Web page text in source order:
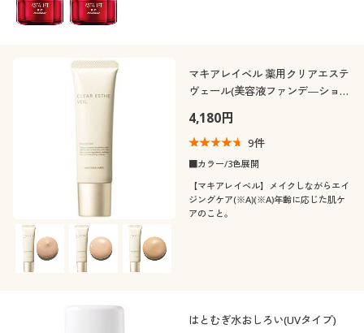
マキアレイベル 薬用クリアエステ
ヴェール(美容液ファンデ―ショ
4,180円
9件
■カラー/3色展開
【マキアレイベル】メイクしながらエイ
ジングケア(※A)(※A)年齢に応じた肌ケ
アのこと。
はとむぎ水おしろい(UVタイプ)